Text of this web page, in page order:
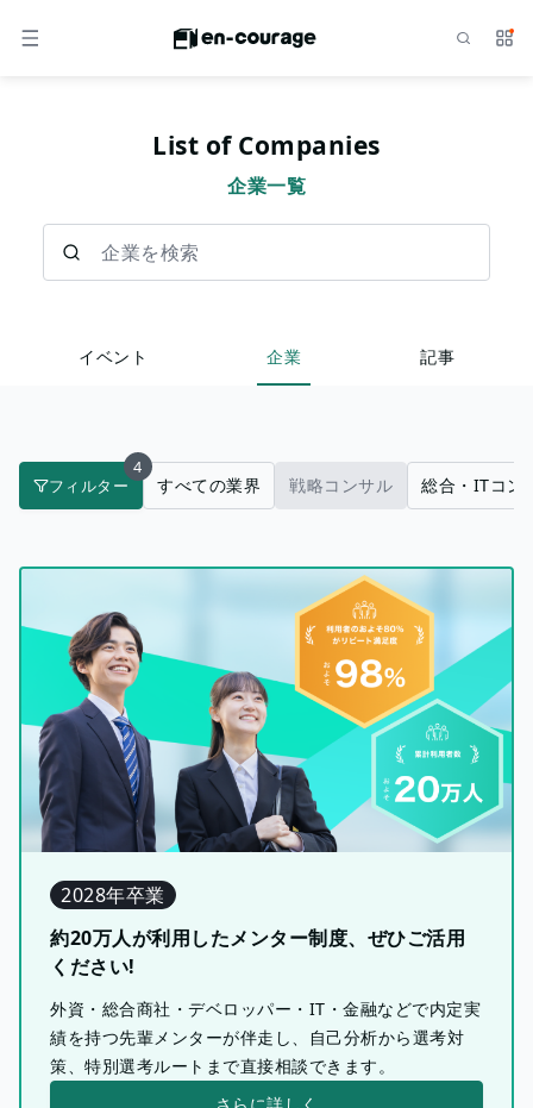
メニュー サ
List of Companies
企業一覧
イベント 企業 記事
フィルター
4
すべての業界 戦略コンサル 総合・ITコン
2028年卒業
約20万人が利用したメンター制度、ぜひご活用
ください!
外資・総合商社・デベロッパー・IT・金融などで内定実
績を持つ先輩メンターが伴走し、自己分析から選考対
策、特別選考ルートまで直接相談できます。